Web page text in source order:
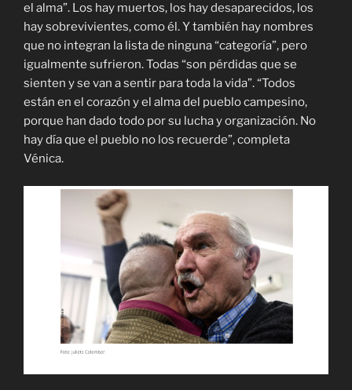
el alma”. Los hay muertos, los hay desaparecidos, los
hay sobrevivientes, como él. Y también hay nombres
que no integran la lista de ninguna “categoría”, pero
igualmente sufrieron. Todas “son pérdidas que se
sienten y se van a sentir para toda la vida”. “Todos
están en el corazón y el alma del pueblo campesino,
porque han dado todo por su lucha y organización. No
hay día que el pueblo no los recuerde”, completa
Vénica.